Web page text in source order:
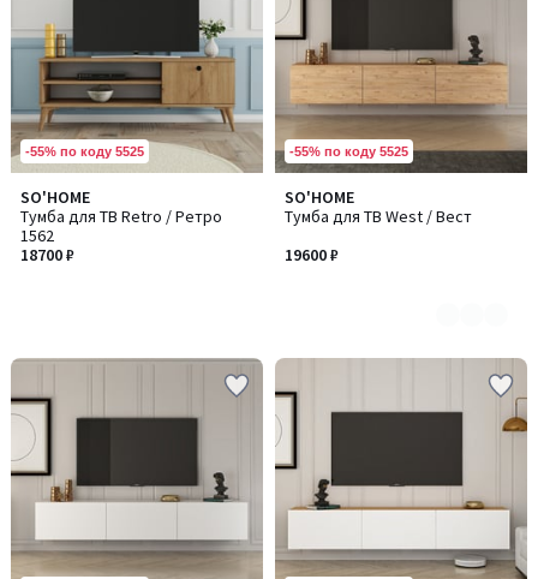
-55% по коду 5525
SO'HOME
Тумба для ТВ Retro / Ретро
1562
18700 ₽
-55% по коду 5525
SO'HOME
Тумба для ТВ West / Вест
19600 ₽
Количество
цветов:
2